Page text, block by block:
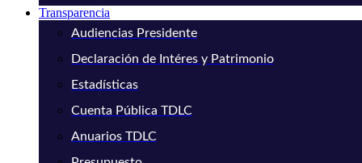
Transparencia
Audiencias Presidente
Declaración de Intéres y Patrimonio
Estadísticas
Cuenta Pública TDLC
Anuarios TDLC